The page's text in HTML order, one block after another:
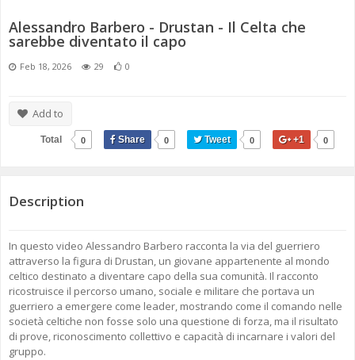
Alessandro Barbero - Drustan - Il Celta che
sarebbe diventato il capo
Feb 18, 2026 29 0
Add to
Total 0 Share 0 Tweet 0 +1 0
Description
In questo video Alessandro Barbero racconta la via del guerriero
attraverso la figura di Drustan, un giovane appartenente al mondo
celtico destinato a diventare capo della sua comunità. Il racconto
ricostruisce il percorso umano, sociale e militare che portava un
guerriero a emergere come leader, mostrando come il comando nelle
società celtiche non fosse solo una questione di forza, ma il risultato
di prove, riconoscimento collettivo e capacità di incarnare i valori del
gruppo.